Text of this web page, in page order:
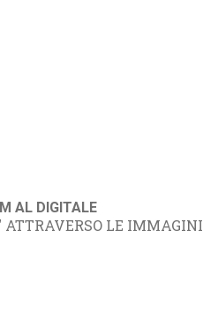
AL DIGITALE
LE IMMAGINI